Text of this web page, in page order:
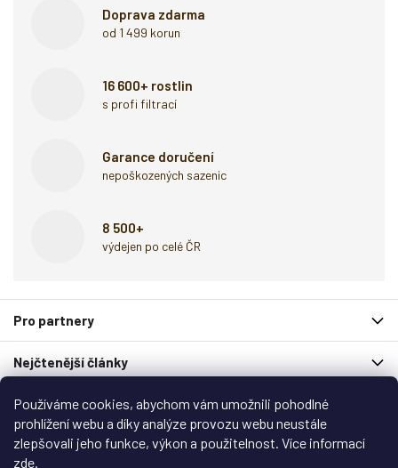
Používáme cookies, abychom vám umožnili pohodlné
prohlížení webu a díky analýze provozu webu neustále
zlepšovali jeho funkce, výkon a použitelnost. Více informací
zde.
Doprava zdarma
od 1 499 korun
16 600+ rostlin
s profi filtrací
Garance doručení
nepoškozených sazenic
8 500+
výdejen po celé ČR
p
t
Pro partnery
Nejčtenější články
Spolupracují s námi
Zákaznický servis